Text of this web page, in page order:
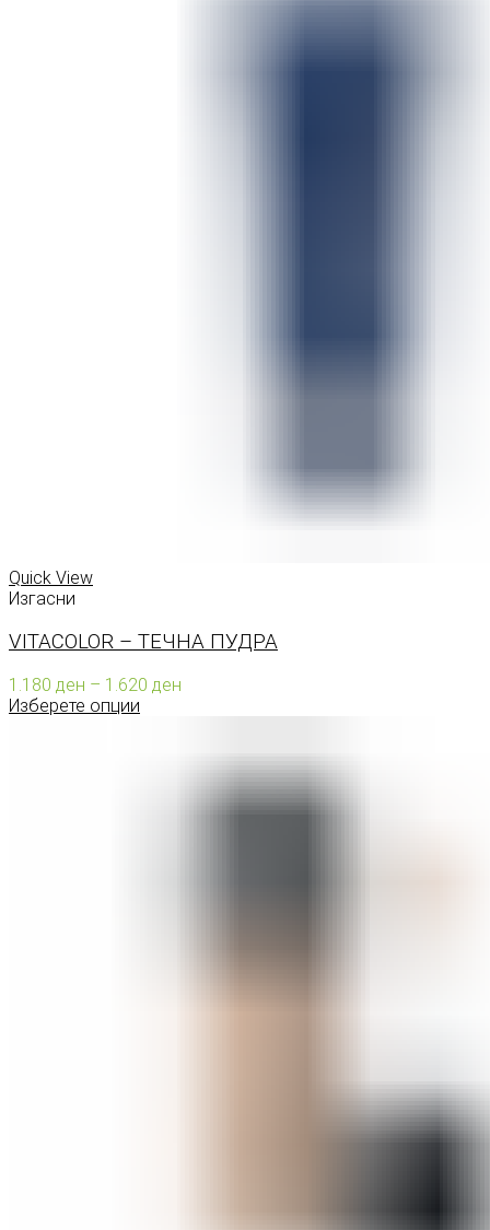
Quick View
Изгасни
VITACOLOR – ТЕЧНА ПУДРА
1.180 ден – 1.620 ден
1.620 ден
Изберете опции